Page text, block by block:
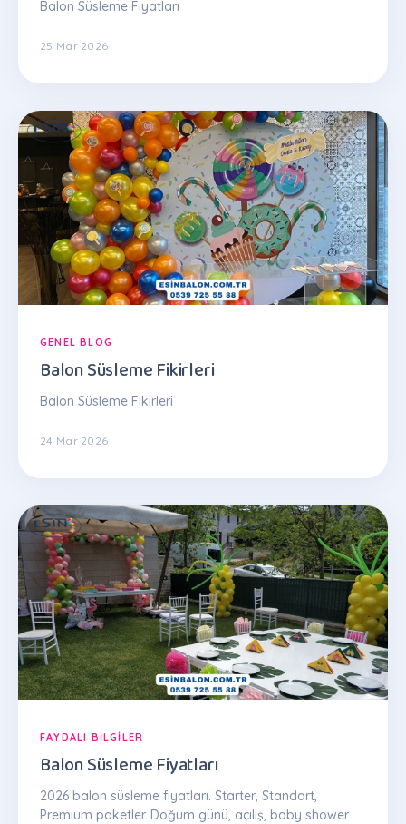
Balon Süsleme Fiyatları
25 Mar 2026
GENEL BLOG
Balon Süsleme Fikirleri
Balon Süsleme Fikirleri
24 Mar 2026
FAYDALI BILGILER
Balon Süsleme Fiyatları
2026 balon süsleme fiyatları. Starter, Standart,
Premium paketler. Doğum günü, açılış, baby shower